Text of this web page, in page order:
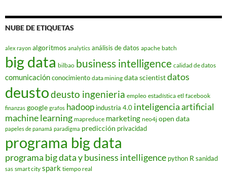
NUBE DE ETIQUETAS
alex rayon algoritmos analytics análisis de datos apache batch
big data bilbao business intelligence calidad de datos
comunicaciónconocimiento data mining data scientistdatos
deustodeusto ingenieria empleo estadística etl facebook
finanzas google grafos hadoop industria 4.0 inteligencia artificial
machine learning mapreduce marketing neo4j open data
papeles de panamá paradigma predicción privacidad
programa big data
programa big data y business intelligence python R sanidad
sas smart city spark tiempo real